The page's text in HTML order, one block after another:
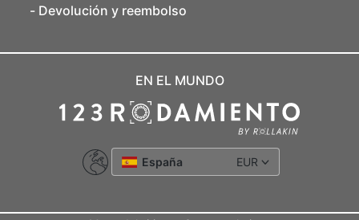
Devolución y reembolso
EN EL MUNDO
España EUR